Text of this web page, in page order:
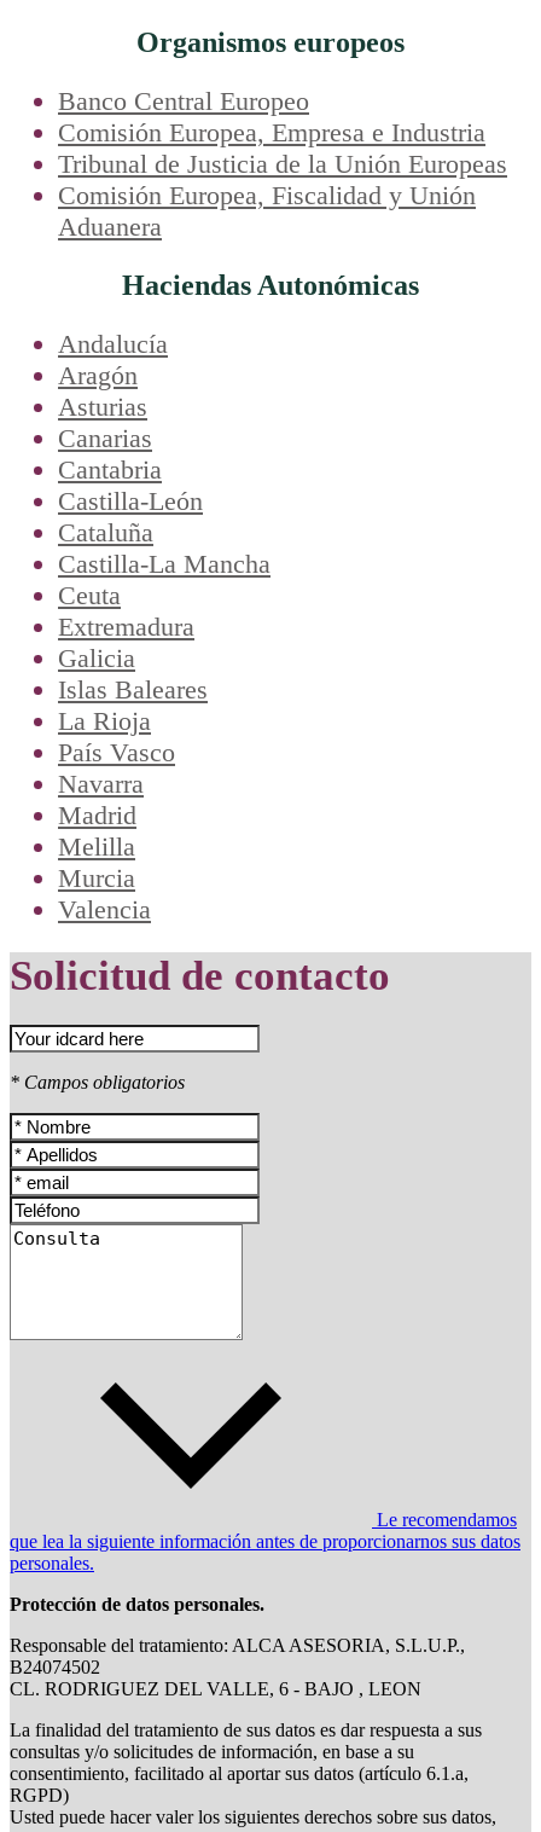
Organismos europeos
Banco Central Europeo
Comisión Europea, Empresa e Industria
Tribunal de Justicia de la Unión Europeas
Comisión Europea, Fiscalidad y Unión
Aduanera
Haciendas Autonómicas
Andalucía
Aragón
Asturias
Canarias
Cantabria
Castilla-León
Cataluña
Castilla-La Mancha
Ceuta
Extremadura
Galicia
Islas Baleares
La Rioja
País Vasco
Navarra
Madrid
Melilla
Murcia
Valencia
Solicitud de contacto
* Campos obligatorios
Le recomendamos
que lea la siguiente información antes de proporcionarnos sus datos
personales.
Protección de datos personales.
Responsable del tratamiento: ALCA ASESORIA, S.L.U.P.,
B24074502
CL. RODRIGUEZ DEL VALLE, 6 - BAJO , LEON
La finalidad del tratamiento de sus datos es dar respuesta a sus
consultas y/o solicitudes de información, en base a su
consentimiento, facilitado al aportar sus datos (artículo 6.1.a,
RGPD)
Usted puede hacer valer los siguientes derechos sobre sus datos,